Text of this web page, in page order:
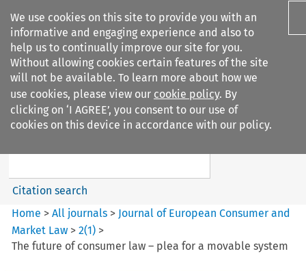
We use cookies on this site to provide you with an
informative and engaging experience and also to
help us to continually improve our site for you.
Without allowing cookies certain features of the site
will not be available. To learn more about how we
use cookies, please view our cookie policy. By
clicking on ‘I AGREE’, you consent to our use of
cookies on this device in accordance with our policy.
Search filters
Journal of European Consumer
Search content
Citation search
Home >All journals > Journal of European Consumer and
Market Law >2(1) >
The future of consumer law – plea for a movable system